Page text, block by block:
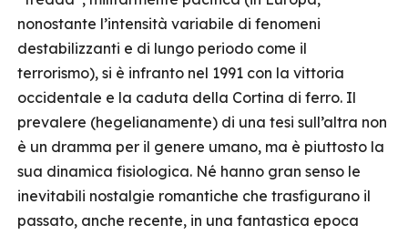
nonostante l’intensità variabile di fenomeni
destabilizzanti e di lungo periodo come il
terrorismo), si è infranto nel 1991 con la vittoria
occidentale e la caduta della Cortina di ferro. Il
prevalere (hegelianamente) di una tesi sull’altra non
è un dramma per il genere umano, ma è piuttosto la
sua dinamica fisiologica. Né hanno gran senso le
inevitabili nostalgie romantiche che trasfigurano il
passato, anche recente, in una fantastica epoca